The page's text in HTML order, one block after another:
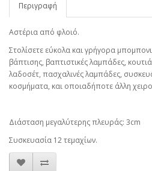
Περιγραφή
Αστέρια από φλοιό.
Στολίσετε εύκολα και γρήγορα
βάπτισης, βαπτιστικές λαμπάδες,
λαδοσέτ, πασχαλινές λαμπάδες,
κοσμήματα, και οποιαδήποτε άλλη
Διάσταση μεγαλύτερης πλευράς: 3cm
Συσκευασία 12 τεμαχίων.